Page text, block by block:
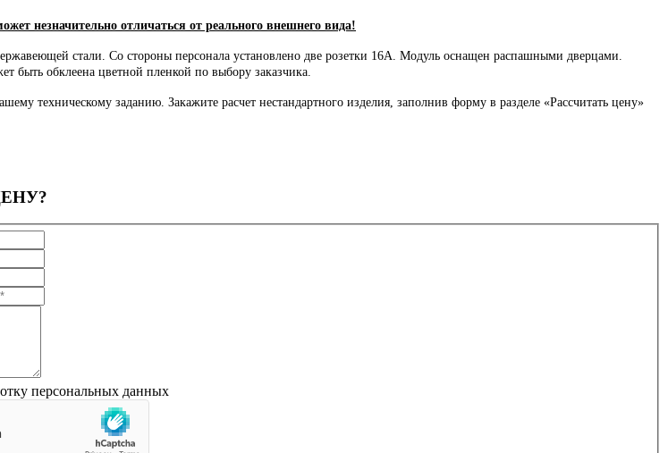
незначительно отличаться от реального внешнего вида!
стали. Со стороны персонала установлено две розетки 16А. Модуль оснащен распашными дверцами.
быть обклеена цветной пленкой по выбору заказчика.
техническому заданию. Закажите расчет нестандартного изделия, заполнив форму в разделе «Рассчитать цену»
персональных данных